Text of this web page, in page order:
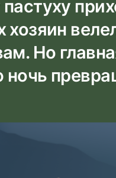
хозяин
Но